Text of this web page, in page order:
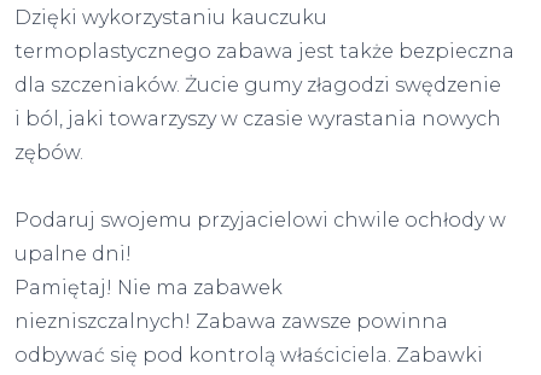
Dzięki wykorzystaniu kauczuku
termoplastycznego zabawa jest także bezpieczna
dla szczeniaków. Żucie gumy złagodzi swędzenie
i ból, jaki towarzyszy w czasie wyrastania nowych
zębów.
Podaruj swojemu przyjacielowi chwile ochłody w
upalne dni!
Pamiętaj! Nie ma zabawek
niezniszczalnych! Zabawa zawsze powinna
odbywać się pod kontrolą właściciela. Zabawki